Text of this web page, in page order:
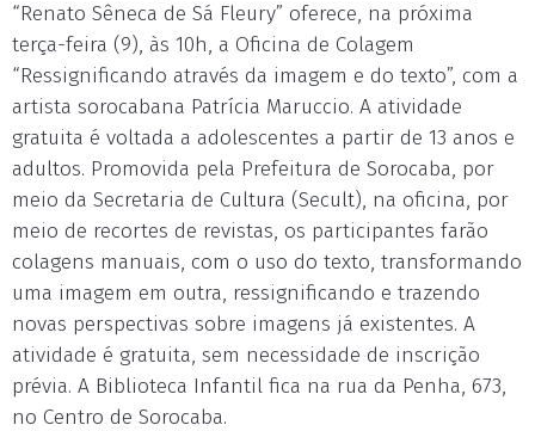
“Renato Sêneca de Sá Fleury” oferece, na próxima
terça-feira (9), às 10h, a Oficina de Colagem
“Ressignificando através da imagem e do texto”, com a
artista sorocabana Patrícia Maruccio. A atividade
gratuita é voltada a adolescentes a partir de 13 anos e
adultos. Promovida pela Prefeitura de Sorocaba, por
meio da Secretaria de Cultura (Secult), na oficina, por
meio de recortes de revistas, os participantes farão
colagens manuais, com o uso do texto, transformando
uma imagem em outra, ressignificando e trazendo
novas perspectivas sobre imagens já existentes. A
atividade é gratuita, sem necessidade de inscrição
prévia. A Biblioteca Infantil fica na rua da Penha, 673,
no Centro de Sorocaba.